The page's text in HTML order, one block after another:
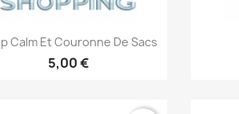
Aperçu rapide
Calm Et Couronne De Sacs
5,00 €